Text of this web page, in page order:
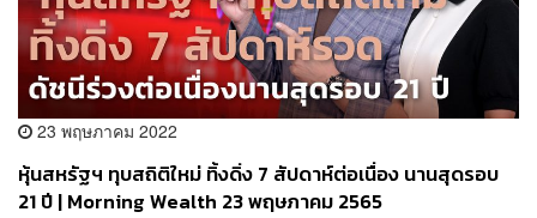
23 พฤษภาคม 2022
หุ้นสหรัฐฯ ทุบสถิติใหม่ ทิ้งดิ่ง 7 สัปดาห์ต่อเนื่อง นานสุดรอบ
21 ปี | Morning Wealth 23 พฤษภาคม 2565